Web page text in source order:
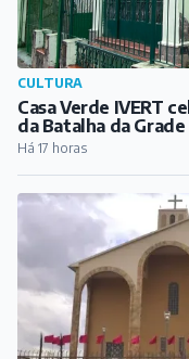
CULTURA
Casa Verde IVERT
da Batalha da
Há 17 horas